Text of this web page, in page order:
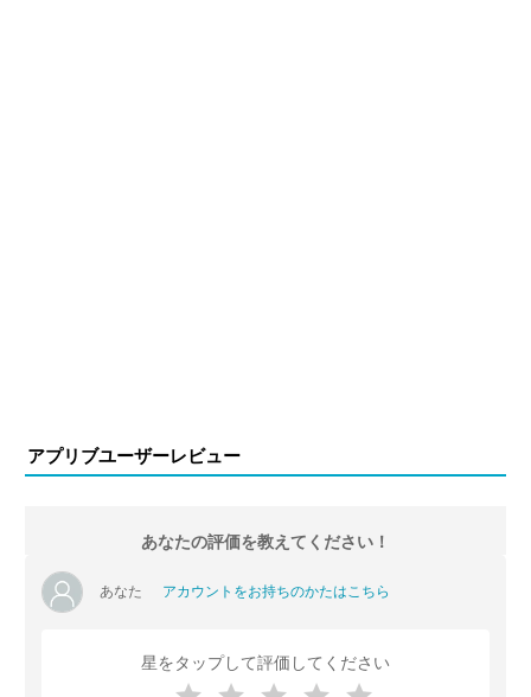
アプリブユーザーレビュー
あなたの評価を教えてください！
あなた アカウントをお持ちのかたはこちら
星をタップして評価してください